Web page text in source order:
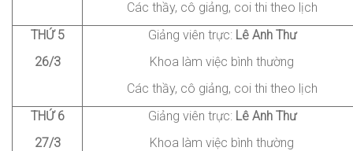
Các thầy, cô giảng, coi thitheo lịch
THỨ5
26/3
Giảng viên trực: LêAnh Thư
Khoa làm việc bình thường
Các thầy, cô giảng, coi thitheo lịch
THỨ6
27/3
Giảng viên trực: LêAnh Thư
Khoa làm việc bình thường